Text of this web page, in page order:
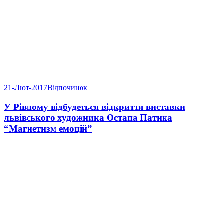
21-Лют-2017Відпочинок
У Рівному відбудеться відкриття виставки
львівського художника Остапа Патика
“Магнетизм емоцій”